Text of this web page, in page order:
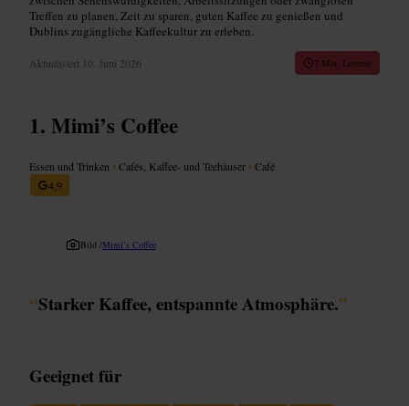
Treffen zu planen, Zeit zu sparen, guten Kaffee zu genießen und
Dublins zugängliche Kaffeekultur zu erleben.
Aktualisiert 10. Juni 2026 7 Min. Lesezeit
Mimi’s Coffee
Essen und Trinken •Cafés, Kaffee- und Teehäuser •Café
4,9
Bild /Mimi’s Coffee
“Starker Kaffee, entspannte Atmosphäre.”
Geeignet für